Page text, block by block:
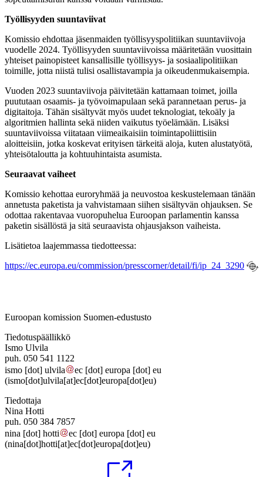
Työllisyyden suuntaviivat
Komissio ehdottaa jäsenmaiden työllisyyspolitiikan suuntaviivoja
vuodelle 2024. Työllisyyden suuntaviivoissa määritetään vuosittain
yhteiset painopisteet kansallisille työllisyys- ja sosiaalipolitiikan
toimille, jotta niistä tulisi osallistavampia ja oikeudenmukaisempia.
Vuoden 2023 suuntaviivoja päivitetään kattamaan toimet, joilla
puututaan osaamis- ja työvoimapulaan sekä parannetaan perus- ja
digitaitoja. Tähän sisältyvät myös uudet teknologiat, tekoäly ja
algoritmien hallinta sekä niiden vaikutus työelämään. Lisäksi
suuntaviivoissa viitataan viimeaikaisiin toimintapoliittisiin
aloitteisiin, jotka koskevat erityisen tärkeitä aloja, kuten alustatyötä,
yhteisötaloutta ja kohtuuhintaista asumista.
Seuraavat vaiheet
Komissio kehottaa euroryhmää ja neuvostoa keskustelemaan tänään
annetusta paketista ja vahvistamaan siihen sisältyvän ohjauksen. Se
odottaa rakentavaa vuoropuhelua Euroopan parlamentin kanssa
paketin sisällöstä ja sitä seuraavista ohjausjakson vaiheista.
Lisätietoa laajemmassa tiedotteessa:
https://ec.europa.eu/commission/presscorner/detail/fi/ip_24_3290
Euroopan komission Suomen-edustusto
Tiedotuspäällikkö
Ismo Ulvila
puh. 050 541 1122
ismo [dot] ulvila ec [dot] europa [dot] eu
(ismo[dot]ulvila[at]ec[dot]europa[dot]eu)
Tiedottaja
Nina Hotti
puh. 050 384 7857
nina [dot] hotti ec [dot] europa [dot] eu
(nina[dot]hotti[at]ec[dot]europa[dot]eu)